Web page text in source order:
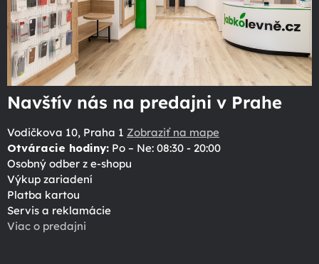
Navštív nás na predajni v Prahe
Vodičkova 10, Praha 1 Zobraziť na mape
Otváracie hodiny: Po – Ne: 08:30 - 20:00
Osobný odber z e-shopu
Výkup zariadení
Platba kartou
Servis a reklamácie
Viac o predajni